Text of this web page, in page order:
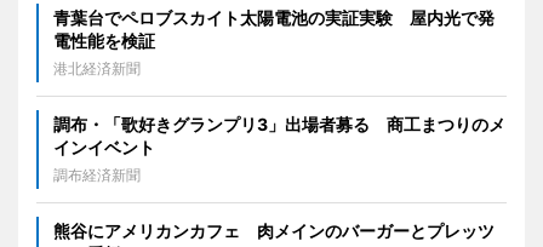
青葉台でペロブスカイト太陽電池の実証実験 屋内光で発
電性能を検証
港北経済新聞
調布・「歌好きグランプリ3」出場者募る 商工まつりのメ
インイベント
調布経済新聞
熊谷にアメリカンカフェ 肉メインのバーガーとプレッツ